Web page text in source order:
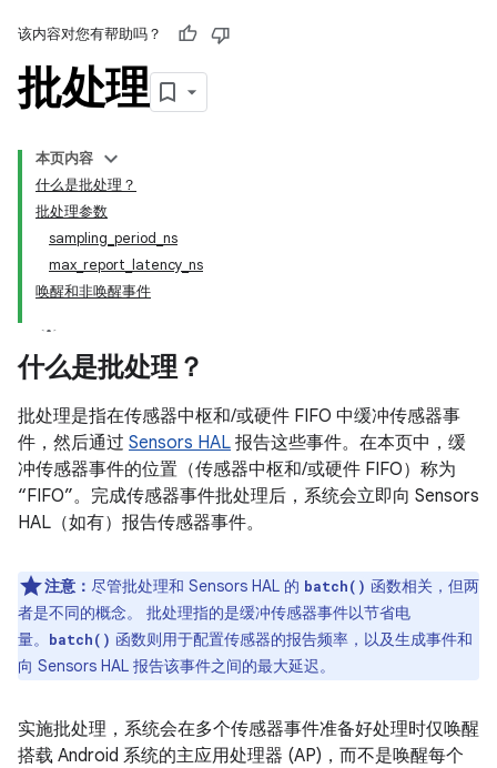
该内容对您有帮助吗？
批处理
本页内容
什么是批处理？
批处理参数
sampling_period_ns
max_report_latency_ns
唤醒和非唤醒事件
什么是批处理？
批处理是指在传感器中枢和/或硬件 FIFO 中缓冲传感器事
件，然后通过 Sensors HAL 报告这些事件。在本页中，缓
冲传感器事件的位置（传感器中枢和/或硬件 FIFO）称为
“FIFO”。完成传感器事件批处理后，系统会立即向 Sensors
HAL（如有）报告传感器事件。
注意： 尽管批处理和 Sensors HAL 的 batch() 函数相关，但两
者是不同的概念。 批处理指的是缓冲传感器事件以节省电
量。
batch() 函数则用于配置传感器的报告频率，以及生成事件和
向 Sensors HAL 报告该事件之间的最大延迟。
实施批处理，系统会在多个传感器事件准备好处理时仅唤醒
搭载 Android 系统的主应用处理器 (AP)，而不是唤醒每个